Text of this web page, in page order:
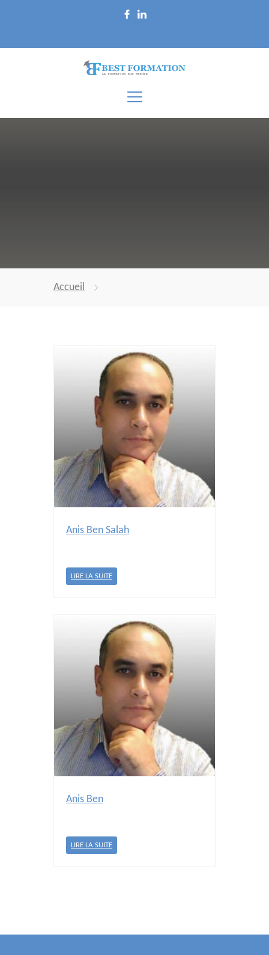
Accueil
Anis Ben Salah
LIRE LA SUITE
Anis Ben
LIRE LA SUITE